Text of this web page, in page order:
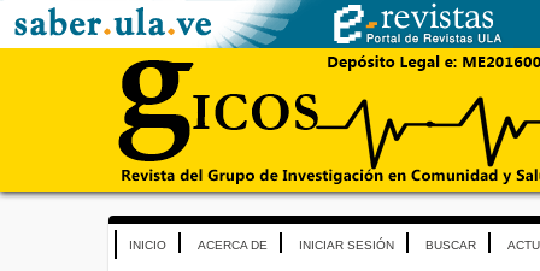
INICIO ACERCA DE INICIAR SESIÓN BUSCAR